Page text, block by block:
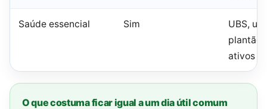
Saúde essencial Sim
UBS,
plantão
ativos
O que costuma ficar igual a um dia útil comum